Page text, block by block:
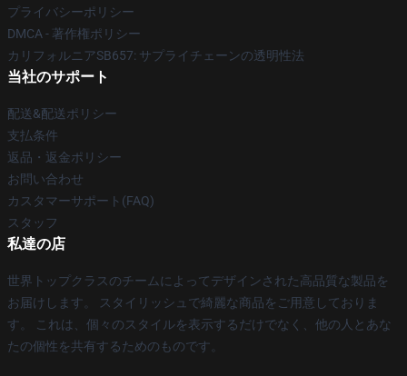
プライバシーポリシー
DMCA - 著作権ポリシー
カリフォルニアSB657: サプライチェーンの透明性法
当社のサポート
配送&配送ポリシー
支払条件
返品・返金ポリシー
お問い合わせ
カスタマーサポート(FAQ)
スタッフ
私達の店
世界トップクラスのチームによってデザインされた高品質な製品を
お届けします。 スタイリッシュで綺麗な商品をご用意しておりま
す。 これは、個々のスタイルを表示するだけでなく、他の人とあな
たの個性を共有するためのものです。